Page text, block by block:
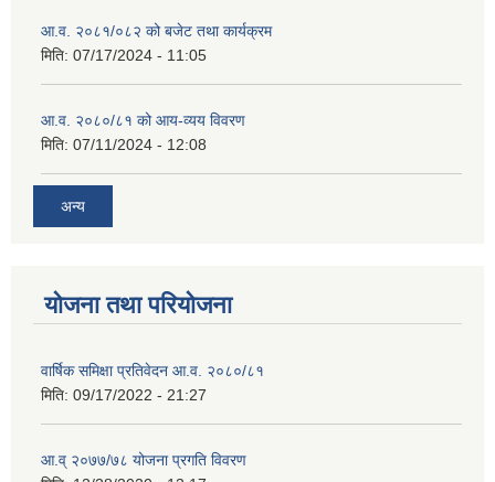
आ.व. २०८१/०८२ को बजेट तथा कार्यक्रम
मिति: 07/17/2024 - 11:05
आ.व. २०८०/८१ को आय-व्यय विवरण
मिति: 07/11/2024 - 12:08
अन्य
योजना तथा परियोजना
वार्षिक समिक्षा प्रतिवेदन आ.व. २०८०/८१
मिति: 09/17/2022 - 21:27
आ.व् २०७७/७८ योजना प्रगति विवरण